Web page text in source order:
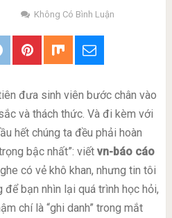
Không Có Bình Luận
đưa sinh viên bước chân vào
và thách thức. Và đi kèm với
hết chúng ta đều phải hoàn
bậc nhất”: viết vn-báo cáo
có vẻ khô khan, nhưng tin tôi
bạn nhìn lại quá trình học hỏi,
chí là “ghi danh” trong mắt